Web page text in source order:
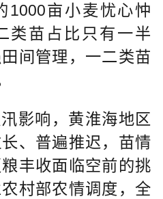
1000亩小麦忧心忡
类苗占比只有一半
间管理，一二类苗
影响，黄淮海地区
、普遍推迟，苗情
丰收面临空前的挑
村部农情调度，全